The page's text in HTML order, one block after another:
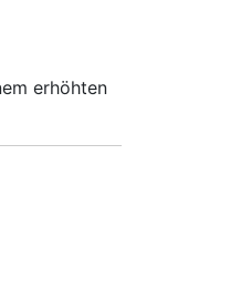
erhöhten